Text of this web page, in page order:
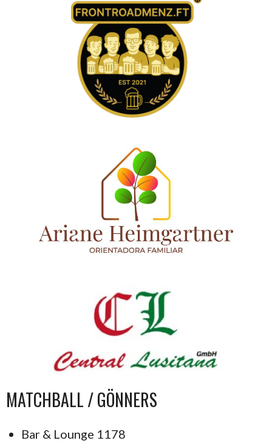
MATCHBALL / GÖNNERS
Bar & Lounge 1178